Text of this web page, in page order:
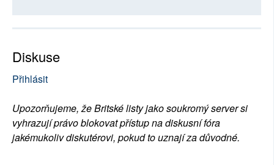
Diskuse
Přihlásit
Upozorňujeme, že Britské listy jako soukromý server si
vyhrazují právo blokovat přístup na diskusní fóra
jakémukoliv diskutérovi, pokud to uznají za důvodné.